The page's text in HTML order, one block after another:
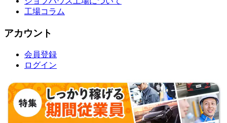
工場コラム
アカウント
会員登録
ログイン